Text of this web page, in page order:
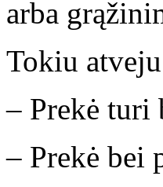
arba
Tokiu
– Prekė turi
– Prekė bei